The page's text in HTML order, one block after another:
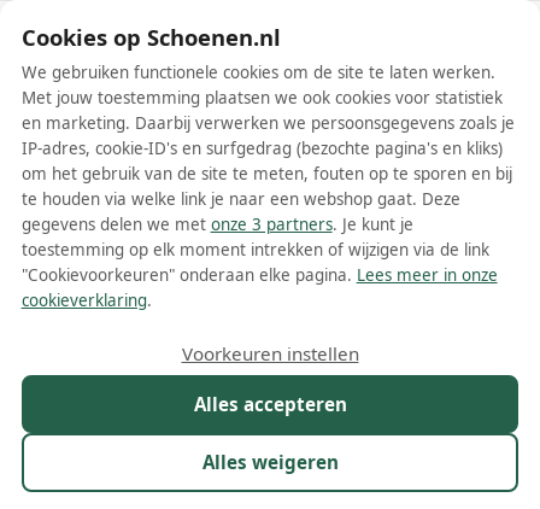
Schoenen.nl
Wis filters Alle filters
Tod's dames muiltjes
Meer lezen
34%
Cookies op Schoenen.nl
We gebruiken functionele cookies om de site te laten werken.
Met jouw toestemming plaatsen we ook cookies voor statistiek
en marketing. Daarbij verwerken we persoonsgegevens zoals je
IP-adres, cookie-ID's en surfgedrag (bezochte pagina's en kliks)
om het gebruik van de site te meten, fouten op te sporen en bij
te houden via welke link je naar een webshop gaat. Deze
gegevens delen we met onze 3 partners. Je kunt je
toestemming op elk moment intrekken of wijzigen via de link
"Cookievoorkeuren" onderaan elke pagina. Lees meer in onze
cookieverklaring.
Alles accepteren
Alles weigeren
Voorkeuren instellen